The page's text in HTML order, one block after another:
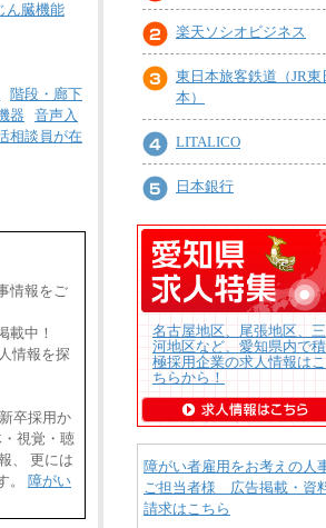
ん臓機能
階段・廊下
器
音声入
相談員が在
情報をご
載中！
情報を探
卒採用か
視覚・聴
、 更には
。 障がい
楽天ソシオビジネス
東日本旅客鉄道（JR東
本）
LITALICO
日本銀行
名古屋地区、尾張地区、三
河地区など、愛知県内で積
極採用企業の求人情報はこ
ちらから！
障がい者雇用をお考えの人
ご担当者様 広告掲載・資
請求はこちら